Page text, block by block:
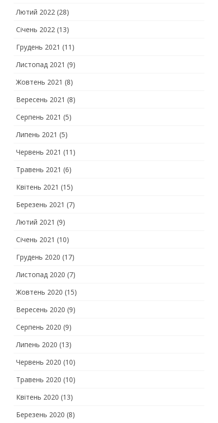
Лютий 2022 (28)
Січень 2022 (13)
Грудень 2021 (11)
Листопад 2021 (9)
Жовтень 2021 (8)
Вересень 2021 (8)
Серпень 2021 (5)
Липень 2021 (5)
Червень 2021 (11)
Травень 2021 (6)
Квітень 2021 (15)
Березень 2021 (7)
Лютий 2021 (9)
Січень 2021 (10)
Грудень 2020 (17)
Листопад 2020 (7)
Жовтень 2020 (15)
Вересень 2020 (9)
Серпень 2020 (9)
Липень 2020 (13)
Червень 2020 (10)
Травень 2020 (10)
Квітень 2020 (13)
Березень 2020 (8)